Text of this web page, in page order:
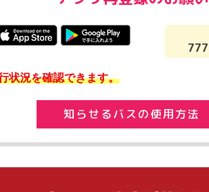
状況を確認できます。
知らせるバスの使用方法